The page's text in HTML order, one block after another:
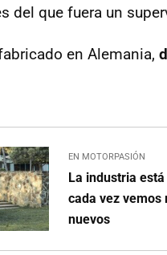
del que fuera un
en Alemania,
EN MOTORPASIÓN
La industria
cada vez vemos
nuevos